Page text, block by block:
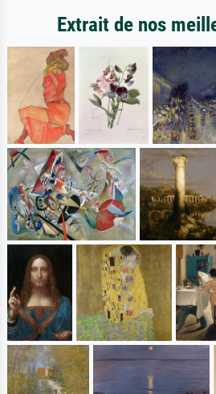
Extrait de nos